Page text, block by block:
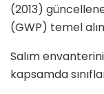
(2013)
(GWP) temel
Salım
kapsamda